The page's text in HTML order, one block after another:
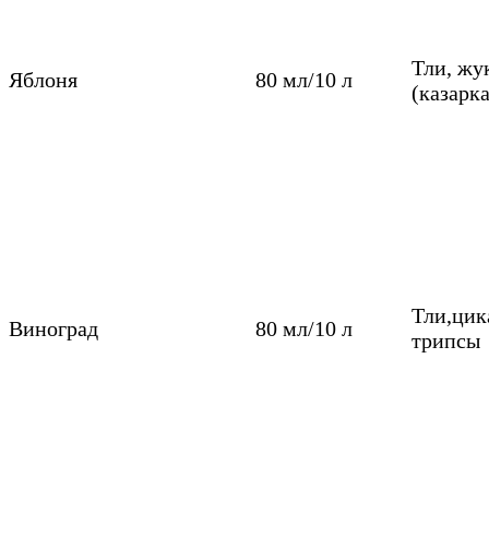
Яблоня 80 мл/10 л
Тли,
Виноград 80 мл/10 л
трипсы